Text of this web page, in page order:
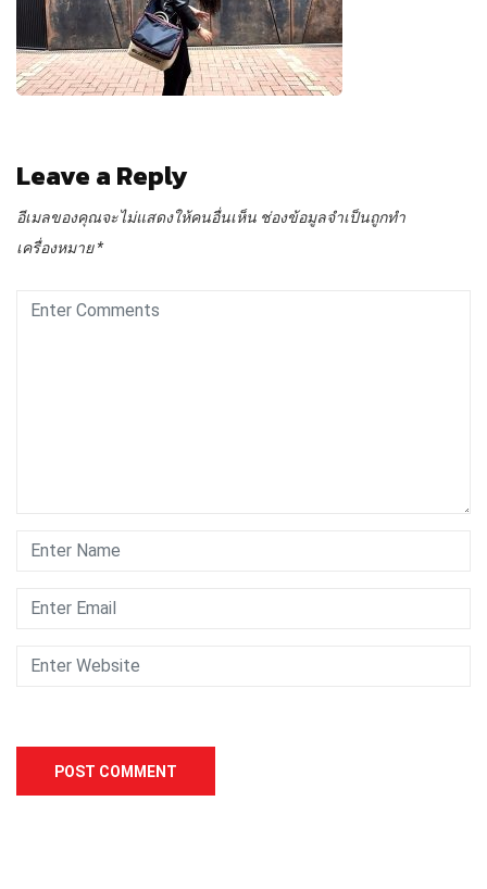
Leave a Reply
อีเมลของคุณจะไม่แสดงให้คนอื่นเห็น ช่องข้อมูลจำเป็นถูกทำ
เครื่องหมาย*